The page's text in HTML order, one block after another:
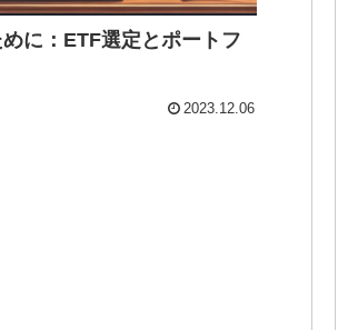
に：ETF選定とポートフ
2023.12.06